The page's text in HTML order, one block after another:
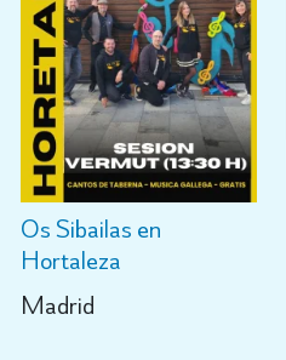
Os Sibailas en
Hortaleza
Madrid